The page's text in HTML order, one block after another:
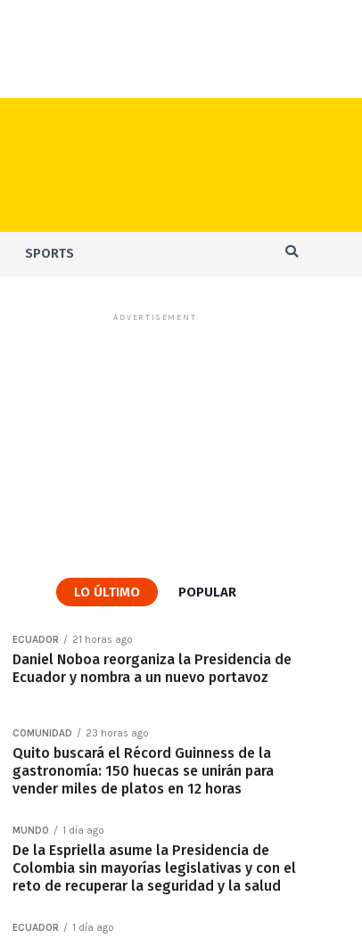
SPORTS
ADVERTISEMENT
LO ÚLTIMO POPULAR
ECUADOR 21 horas ago
Daniel Noboa reorganiza la Presidencia de
Ecuador y nombra a un nuevo portavoz
COMUNIDAD 23 horas ago
Quito buscará el Récord Guinness de la
gastronomía: 150 huecas se unirán para
vender miles de platos en 12 horas
MUNDO 1 día ago
De la Espriella asume la Presidencia de
Colombia sin mayorías legislativas y con el
reto de recuperar la seguridad y la salud
ECUADOR 1 día ago